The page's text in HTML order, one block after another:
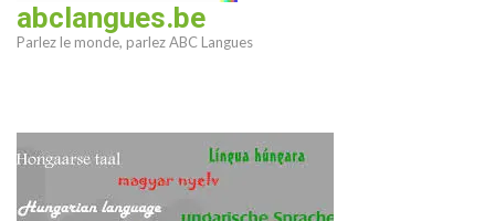
abclangues.be
Parlez le monde, parlez ABC Langues